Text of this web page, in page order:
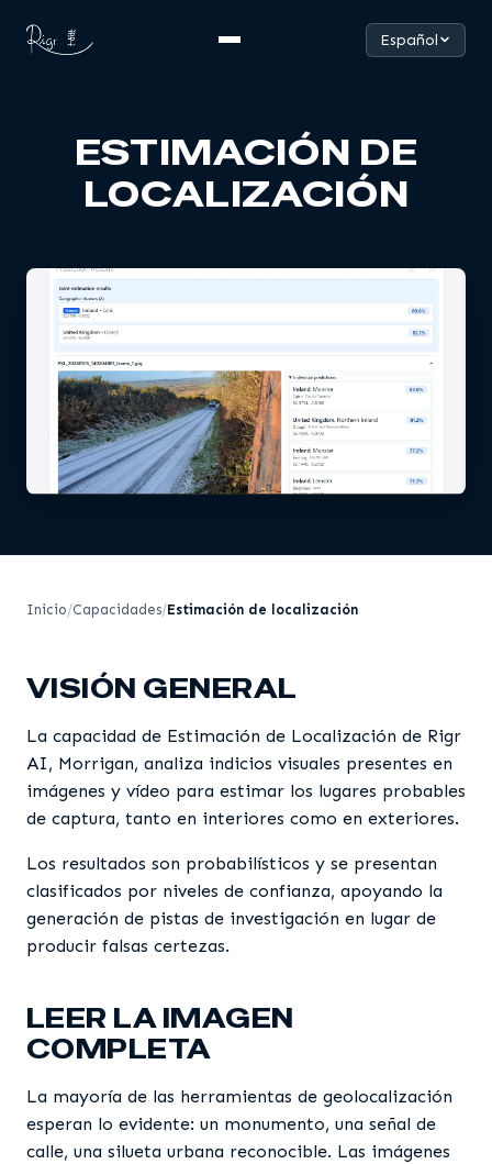
Español
ESTIMACIÓN DE
LOCALIZACIÓN
Inicio Capacidades Estimación de localización
VISIÓN GENERAL
La capacidad de Estimación de Localización de Rigr
AI, Morrigan, analiza indicios visuales presentes en
imágenes y vídeo para estimar los lugares probables
de captura, tanto en interiores como en exteriores.
Los resultados son probabilísticos y se presentan
clasificados por niveles de confianza, apoyando la
generación de pistas de investigación en lugar de
producir falsas certezas.
LEER LA IMAGEN
COMPLETA
La mayoría de las herramientas de geolocalización
esperan lo evidente: un monumento, una señal de
calle, una silueta urbana reconocible. Las imágenes